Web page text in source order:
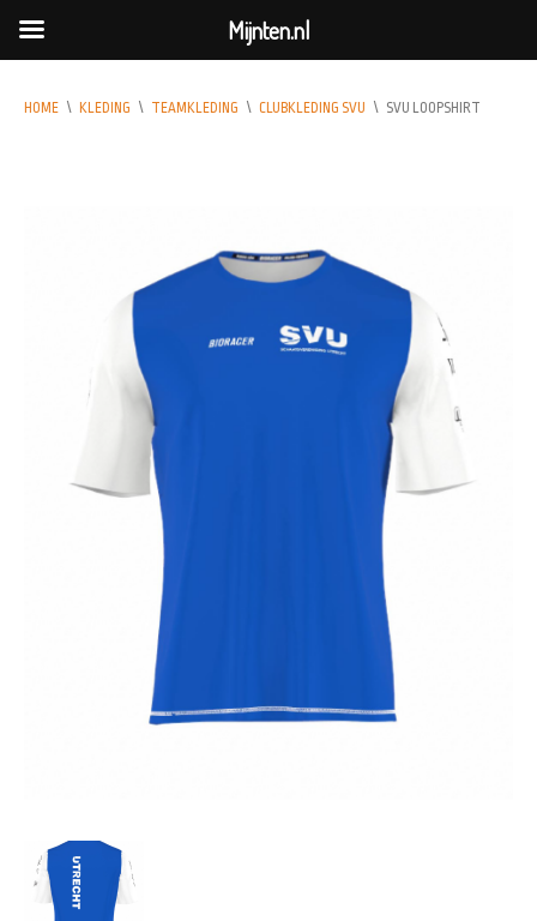
HOME \ KLEDING \ TEAMKLEDING \ CLUBKLEDING SVU \ SVU LOOPSHIRT
Mijnten.nl